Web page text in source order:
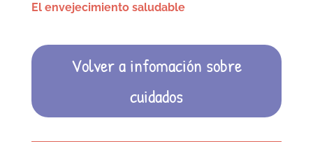
El envejecimiento saludable
Volver a infomación sobre
cuidados